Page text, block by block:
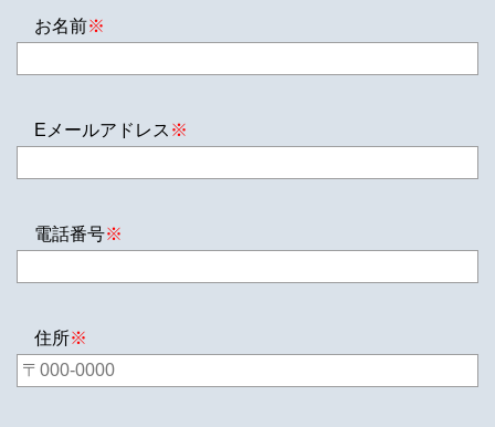
お名前※
Eメールアドレス ※
電話番号※
住所※